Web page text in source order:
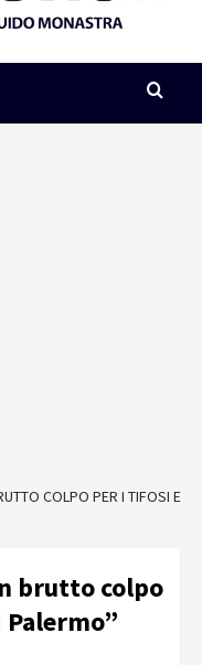
COLPO PER I TIFOSI E
brutto colpo